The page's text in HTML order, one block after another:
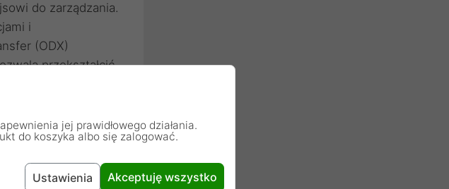
do zarządzania.
i
(ODX)
przekształcić
ochronę
jej prawidłowego działania.
do koszyka albo się zalogować.
Ustawienia Akceptuję wszystko